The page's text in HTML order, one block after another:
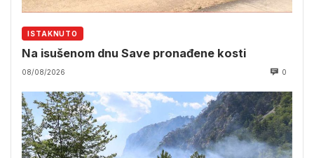
ISTAKNUTO
Na isušenom dnu Save pronađene kosti
08/08/2026 0